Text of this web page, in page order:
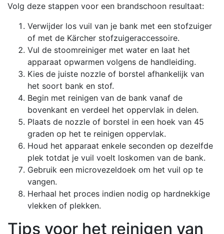
Volg deze stappen voor een brandschoon resultaat:
Verwijder los vuil van je bank met een stofzuiger
of met de Kärcher stofzuigeraccessoire.
Vul de stoomreiniger met water en laat het
apparaat opwarmen volgens de handleiding.
Kies de juiste nozzle of borstel afhankelijk van
het soort bank en stof.
Begin met reinigen van de bank vanaf de
bovenkant en verdeel het oppervlak in delen.
Plaats de nozzle of borstel in een hoek van 45
graden op het te reinigen oppervlak.
Houd het apparaat enkele seconden op dezelfde
plek totdat je vuil voelt loskomen van de bank.
Gebruik een microvezeldoek om het vuil op te
vangen.
Herhaal het proces indien nodig op hardnekkige
vlekken of plekken.
Tips voor het reinigen van